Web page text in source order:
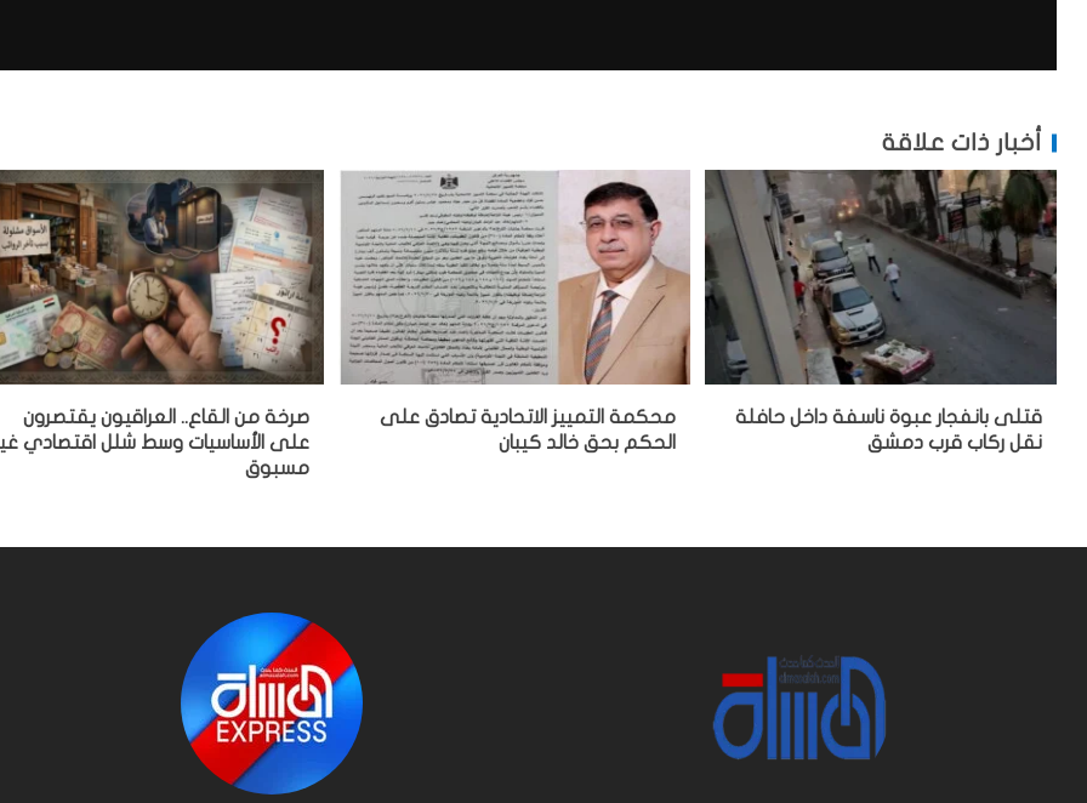
أخبار ذات علاقة
قتلى بانفجار عبوة ناسفة داخل حافلة
نقل ركاب قرب دمشق
محكمة التمييز الاتحادية تصادق على
الحكم بحق خالد كيبان
صرخة من القاع.. العراقيون يقتصرون
على الأساسيات وسط شلل اقتصادي
مسبوق